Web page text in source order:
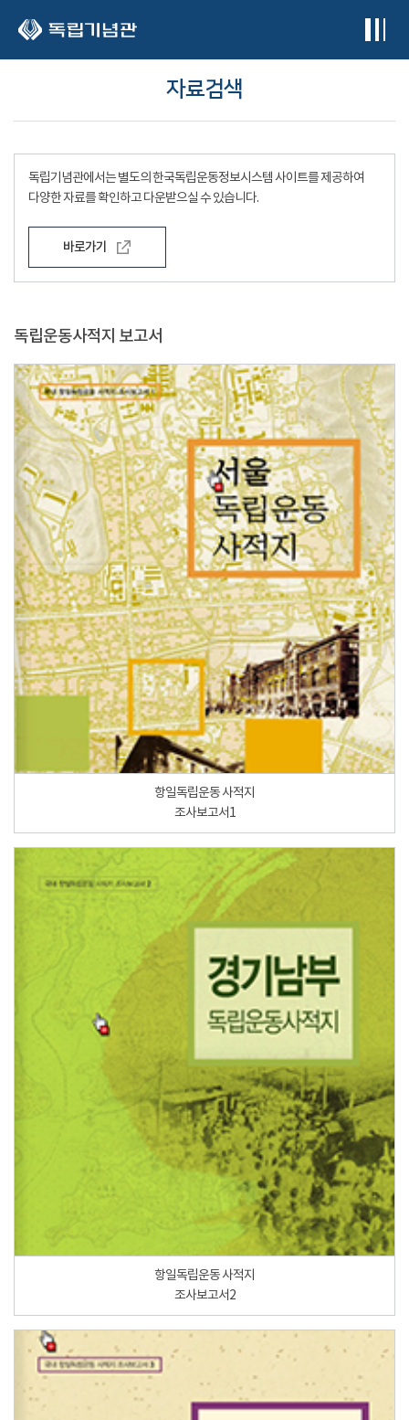
자료검색
독립기념관에서는 별도의 한국독립운동정보시스템 사이트를 제공하여
다양한 자료를 확인하고 다운받으실 수 있습니다.
바로가기
독립운동사적지 보고서
항일독립운동 사적지
조사보고서1
항일독립운동 사적지
조사보고서2